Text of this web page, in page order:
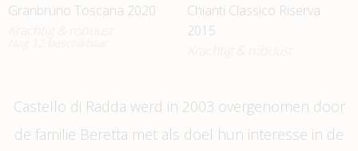
Granbruno Toscana 2020
Krachtig & robuust
Chianti Classico Riserva
2015
Krachtig & robuust
Castello di Radda werd in 2003 overgenomen door
de familie Beretta met als doel hun interesse in de